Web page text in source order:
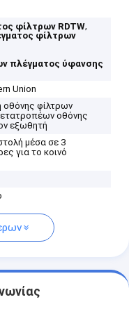
φίλτρων RDTW,
φίλτρων
πλέγματος ύφανσης
Union
οθόνης φίλτρων
οθόνης
εξωθητή
μέσα σε 3
για το κοινό